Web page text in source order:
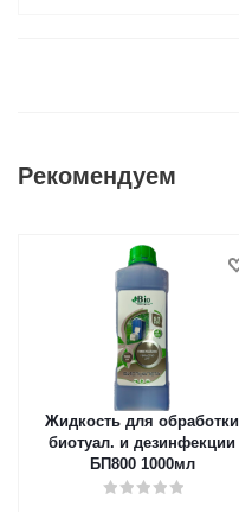
Рекомендуем
Жидкость для обработки
биотуал. и дезинфекции
БП800 1000мл